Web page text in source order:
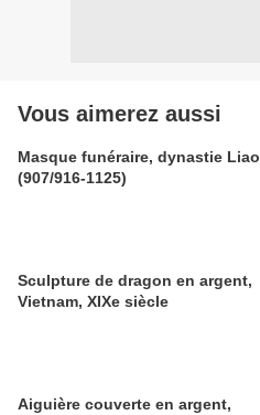
Vous aimerez aussi
Masque funéraire, dynastie Liao
(907/916-1125)
Sculpture de dragon en argent,
Vietnam, XIXe siècle
Aiguière couverte en argent,